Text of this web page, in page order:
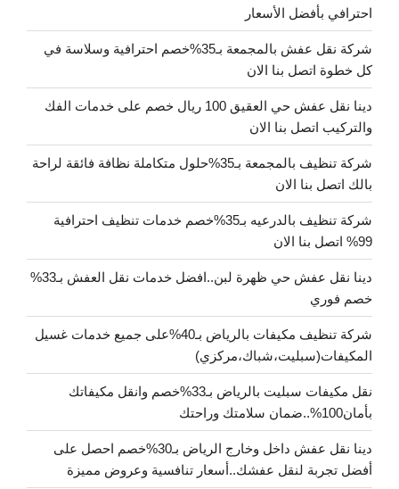
احترافي بأفضل الأسعار
شركة نقل عفش بالمجمعة بـ35%خصم احترافية وسلاسة في
كل خطوة اتصل بنا الان
دينا نقل عفش حي العقيق 100 ريال خصم على خدمات الفك
والتركيب اتصل بنا الان
شركة تنظيف بالمجمعة بـ35%حلول متكاملة نظافة فائقة لراحة
بالك اتصل بنا الان
شركة تنظيف بالدرعيه بـ35%خصم خدمات تنظيف احترافية
99% اتصل بنا الان
دينا نقل عفش حي ظهرة لبن..افضل خدمات نقل العفش بـ33%
خصم فوري
شركة تنظيف مكيفات بالرياض بـ40%على جميع خدمات غسيل
المكيفات(سبليت،شباك،مركزي)
نقل مكيفات سبليت بالرياض بـ33%خصم وانقل مكيفاتك
بأمان100%..ضمان سلامتك وراحتك
دينا نقل عفش داخل وخارج الرياض بـ30%خصم احصل على
أفضل تجربة لنقل عفشك..أسعار تنافسية وعروض مميزة